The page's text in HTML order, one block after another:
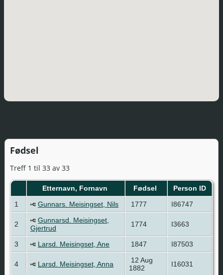
Fødsel
Treff 1 til 33 av 33
Etternavn, Fornavn Fødsel
Person ID
1
Gunnars. Meisingset, Nils 1777 I86747
2
Gunnarsd. Meisingset,
Gjertrud
1774 I3663
3 Larsd. Meisingset, Ane 1847 I87503
4 Larsd. Meisingset, Anna
12 Aug
1882
I16031